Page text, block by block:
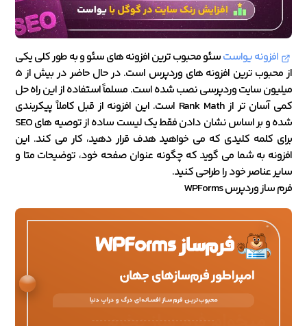
افزونه یواستسئو محبوب ترین افزونه های سئو و به طور کلی یکی
از محبوب ترین افزونه های وردپرس است. در حال حاضر در بیش از 5
میلیون سایت وردپرسی نصب شده است. مسلماً استفاده از این راه حل
کمی آسان تر از Rank Math است. این افزونه از قبل کاملاً پیکربندی
شده و بر اساس نشان دادن فقط یک لیست ساده از توصیه های SEO
برای کلمه کلیدی که می خواهید هدف قرار دهید، کار می کند. این
افزونه به شما می گوید که چگونه عنوان صفحه خود، توضیحات متا و
سایر عناصر خود را طراحی کنید.
فرم ساز وردپرس WPForms